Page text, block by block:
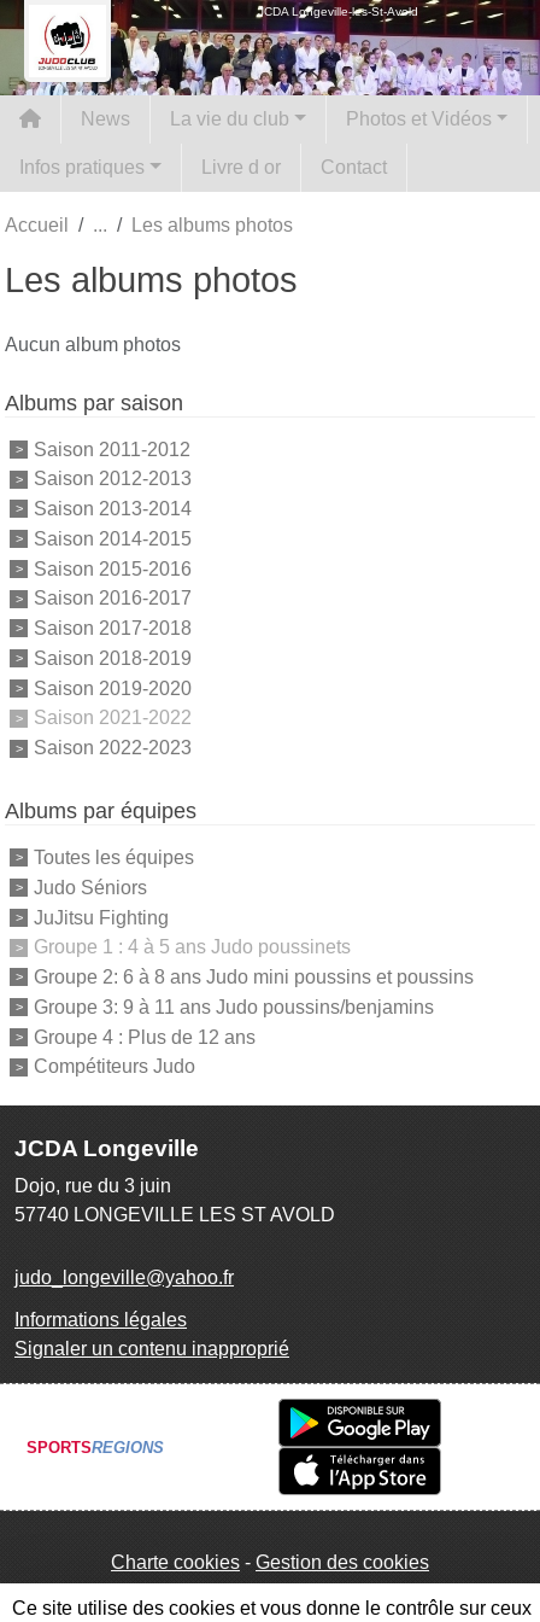
JCDA Longeville-les-St-Avold
News La vie du club Photos et Vidéos
Infos pratiques Livre d or Contact
Accueil Les albums photos
Les albums photos
Aucun album photos
Albums par saison
Saison 2011-2012
Saison 2012-2013
Saison 2013-2014
Saison 2014-2015
Saison 2015-2016
Saison 2016-2017
Saison 2017-2018
Saison 2018-2019
Saison 2019-2020
Saison 2021-2022
Saison 2022-2023
Albums par équipes
Toutes les équipes
Judo Séniors
JuJitsu Fighting
Groupe 1 : 4 à 5 ans Judo poussinets
Groupe 2: 6 à 8 ans Judo mini poussins et poussins
Groupe 3: 9 à 11 ans Judo poussins/benjamins
Groupe 4 : Plus de 12 ans
Compétiteurs Judo
JCDA Longeville
Dojo, rue du 3 juin
57740 LONGEVILLE LES ST AVOLD
judo_longeville@yahoo.fr
Informations légales
Signaler un contenu inapproprié
SPORTSREGIONS
Charte cookies Gestion des cookies
Panneau de gestion des cookies
Ce site utilise des cookies et vous donne le contrôle sur ceux